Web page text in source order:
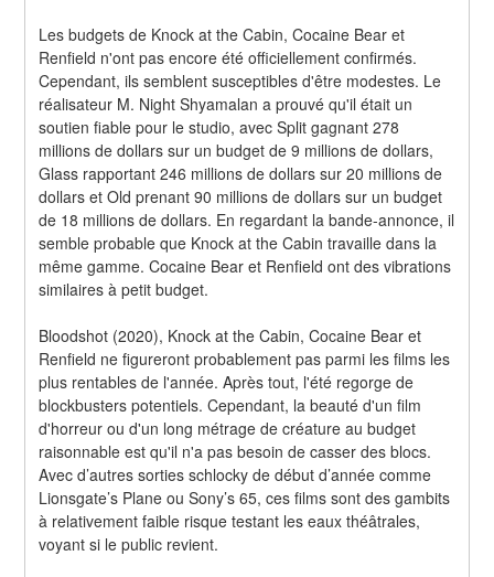
Les budgets de Knock at the Cabin, Cocaine Bear et
Renfield n'ont pas encore été officiellement confirmés.
Cependant, ils semblent susceptibles d'être modestes. Le
réalisateur M. Night Shyamalan a prouvé qu'il était un
soutien fiable pour le studio, avec Split gagnant 278
millions de dollars sur un budget de 9 millions de dollars,
Glass rapportant 246 millions de dollars sur 20 millions de
dollars et Old prenant 90 millions de dollars sur un budget
de 18 millions de dollars. En regardant la bande-annonce, il
semble probable que Knock at the Cabin travaille dans la
même gamme. Cocaine Bear et Renfield ont des vibrations
similaires à petit budget.
Bloodshot (2020), Knock at the Cabin, Cocaine Bear et
Renfield ne figureront probablement pas parmi les films les
plus rentables de l'année. Après tout, l'été regorge de
blockbusters potentiels. Cependant, la beauté d'un film
d'horreur ou d'un long métrage de créature au budget
raisonnable est qu'il n'a pas besoin de casser des blocs.
Avec d’autres sorties schlocky de début d’année comme
Lionsgate’s Plane ou Sony’s 65, ces films sont des gambits
à relativement faible risque testant les eaux théâtrales,
voyant si le public revient.